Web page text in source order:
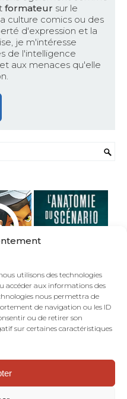
utilisons des technologies
accéder aux informations des
nous permettra de
de navigation ou les ID
ou de retirer son
sur certaines caractéristiques
formateur sur le
culture comics ou des
d'expression et la
je m'intéresse
de l'intelligence
aux menaces qu'elle
dans le Texte :